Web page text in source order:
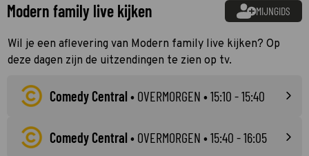
Modern family live kijken MIJNGIDS
Wil je een aflevering van Modern family live kijken? Op
deze dagen zijn de uitzendingen te zien op tv.
Comedy Central • OVERMORGEN • 15:10 - 15:40
Comedy Central • OVERMORGEN • 15:40 - 16:05